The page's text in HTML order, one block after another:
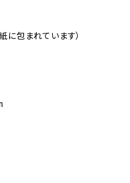
包まれています）